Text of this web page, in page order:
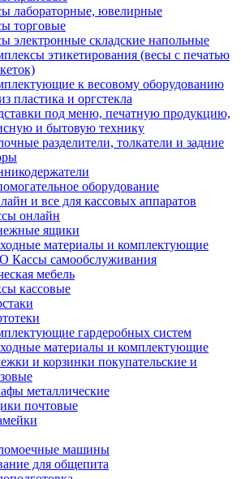
лабораторные, ювелирные
торговые
электронные складские напольные
этикетирования (весы с печатью
к весовому оборудованию
пластика и оргстекла
под меню, печатную продукцию,
и бытовую технику
разделители, толкатели и задние
оборудование
и все для кассовых аппаратов
онлайн
ящики
материалы и комплектующие
Кассы самообслуживания
мебель
кассовые
гардеробных систем
материалы и комплектующие
и корзинки покупательские и
металлические
почтовые
машины
для общепита